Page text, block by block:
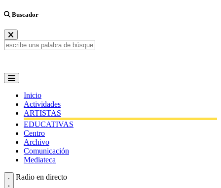
Buscador
Inicio
Actividades
ARTISTAS
EDUCATIVAS
Centro
Archivo
Comunicación
Mediateca
Radio en directo